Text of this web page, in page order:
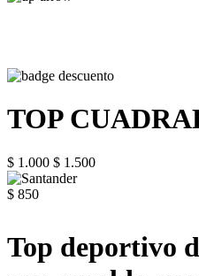
TOP
$ 1.000 $ 1.500
$ 850
Top deportivo